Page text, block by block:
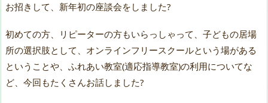
お招きして、新年初の座談会をしました?
初めての方、リピーターの方もいらっしゃって、子どもの居場
所の選択肢として、オンラインフリースクールという場がある
ということや、ふれあい教室(適応指導教室)の利用についてな
ど、今回もたくさんお話しました?